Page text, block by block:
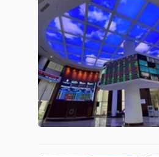
NĂNG
LƯỢNG